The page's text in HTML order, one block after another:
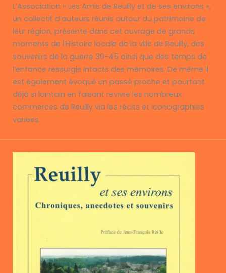
L’Association « Les Amis de Reuilly et de ses environs »,
un collectif d’auteurs réunis autour du patrimoine de
leur région, présente dans cet ouvrage de grands
moments de l’Histoire locale de la ville de Reuilly, des
souvenirs de la guerre 39-45 ainsi que des temps de
l’enfance ressurgis intacts des mémoires. De même il
est également évoqué un passé proche et pourtant
déjà si lointain en faisant revivre les nombreux
commerces de Reuilly via les récits et iconographies
variées.